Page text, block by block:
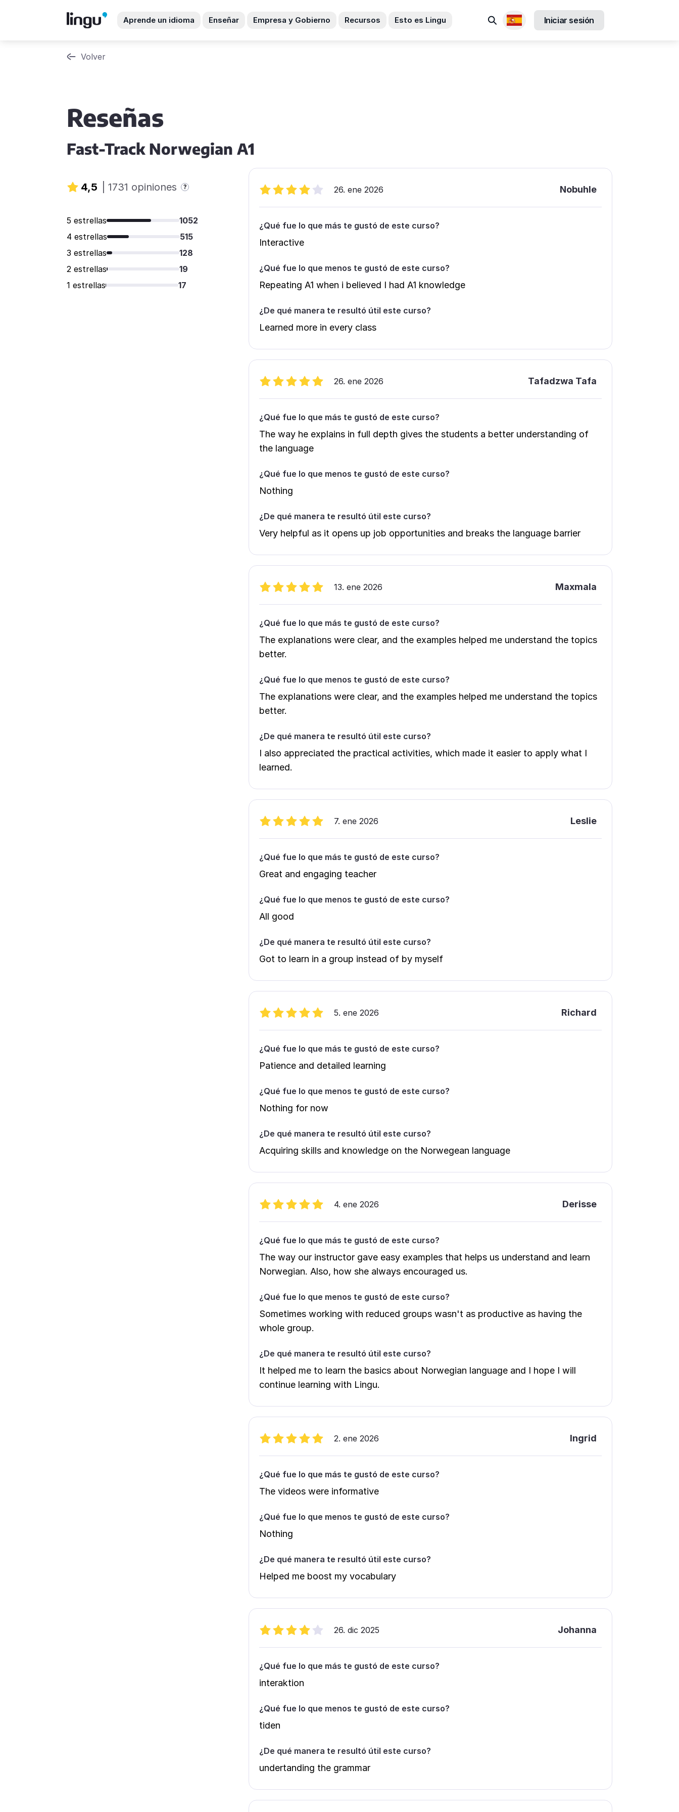
Aprende un idioma Enseñar Empresa y Gobierno Recursos Esto es Lingu Buscar
Locales disponibles
Iniciar sesión
Volver
Reseñas
Fast-Track Norwegian A1
4,5 1731 opiniones ?
5 estrellas
1052
4 estrellas
515
3 estrellas
128
2 estrellas
19
1 estrellas
17
26. ene 2026 Nobuhle
¿Qué fue lo que más te gustó de este curso?
Interactive
¿Qué fue lo que menos te gustó de este curso?
Repeating A1 when i believed I had A1 knowledge
¿De qué manera te resultó útil este curso?
Learned more in every class
26. ene 2026 Tafadzwa Tafa
¿Qué fue lo que más te gustó de este curso?
The way he explains in full depth gives the students a better understanding of
the language
¿Qué fue lo que menos te gustó de este curso?
Nothing
¿De qué manera te resultó útil este curso?
Very helpful as it opens up job opportunities and breaks the language barrier
13. ene 2026 Maxmala
¿Qué fue lo que más te gustó de este curso?
The explanations were clear, and the examples helped me understand the topics
better.
¿Qué fue lo que menos te gustó de este curso?
The explanations were clear, and the examples helped me understand the topics
better.
¿De qué manera te resultó útil este curso?
I also appreciated the practical activities, which made it easier to apply what I
learned.
7. ene 2026 Leslie
¿Qué fue lo que más te gustó de este curso?
Great and engaging teacher
¿Qué fue lo que menos te gustó de este curso?
All good
¿De qué manera te resultó útil este curso?
Got to learn in a group instead of by myself
5. ene 2026 Richard
¿Qué fue lo que más te gustó de este curso?
Patience and detailed learning
¿Qué fue lo que menos te gustó de este curso?
Nothing for now
¿De qué manera te resultó útil este curso?
Acquiring skills and knowledge on the Norwegean language
4. ene 2026 Derisse
¿Qué fue lo que más te gustó de este curso?
The way our instructor gave easy examples that helps us understand and learn
Norwegian. Also, how she always encouraged us.
¿Qué fue lo que menos te gustó de este curso?
Sometimes working with reduced groups wasn't as productive as having the
whole group.
¿De qué manera te resultó útil este curso?
It helped me to learn the basics about Norwegian language and I hope I will
continue learning with Lingu.
2. ene 2026 Ingrid
¿Qué fue lo que más te gustó de este curso?
The videos were informative
¿Qué fue lo que menos te gustó de este curso?
Nothing
¿De qué manera te resultó útil este curso?
Helped me boost my vocabulary
26. dic 2025 Johanna
¿Qué fue lo que más te gustó de este curso?
interaktion
¿Qué fue lo que menos te gustó de este curso?
tiden
¿De qué manera te resultó útil este curso?
undertanding the grammar